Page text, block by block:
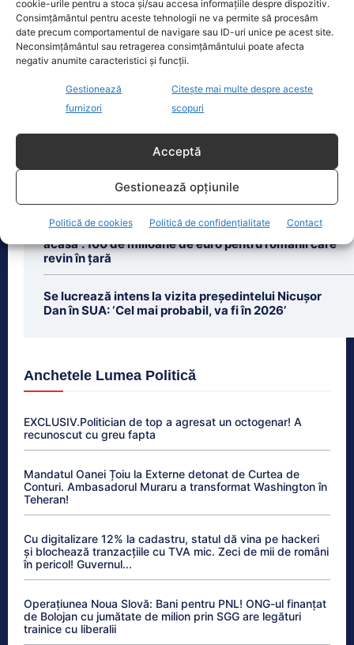
cookie-urile pentru a stoca și/sau accesa informațiile despre dispozitiv.
Consimțământul pentru aceste tehnologii ne va permite să procesăm
date precum comportamentul de navigare sau ID-uri unice pe acest site.
Neconsimțământul sau retragerea consimțământului poate afecta
negativ anumite caracteristici și funcții.
Gestionează
furnizori
Citește mai multe despre aceste
scopuri
Acceptă
Gestionează opțiunile
Politică de cookies Politică de confidențialitate Contact
august. Autoritățile au intrat în linie
dreaptă cu una dintre cele mai[...]
Avertismentele profesorului Cristian Păun
Guvernul lansează programul „Diaspora investește
acasă”. 100 de milioane de euro pentru românii care
revin în țară
Se lucrează intens la vizita președintelui Nicușor
Dan în SUA: ‘Cel mai probabil, va fi în 2026’
Anchetele Lumea Politică
EXCLUSIV.Politician de top a agresat un octogenar! A
recunoscut cu greu fapta
Mandatul Oanei Țoiu la Externe detonat de Curtea de
Conturi. Ambasadorul Muraru a transformat Washington în
Teheran!
Cu digitalizare 12% la cadastru, statul dă vina pe hackeri
și blochează tranzacțiile cu TVA mic. Zeci de mii de români
în pericol! Guvernul...
Operațiunea Noua Slovă: Bani pentru PNL! ONG-ul finanțat
de Bolojan cu jumătate de milion prin SGG are legături
trainice cu liberalii